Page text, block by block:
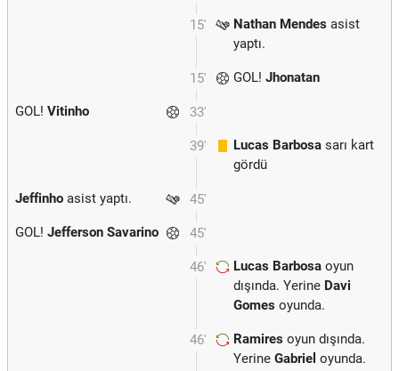
15' Nathan Mendes asist
yaptı.
15' GOL! Jhonatan
33'
GOL! Vitinho
39' Lucas Barbosa sarı kart
gördü
45'
Jeffinho asist yaptı.
45'
GOL! Jefferson Savarino
46' Lucas Barbosa oyun
dışında. Yerine Davi
Gomes oyunda.
46' Ramires oyun dışında.
Yerine Gabriel oyunda.